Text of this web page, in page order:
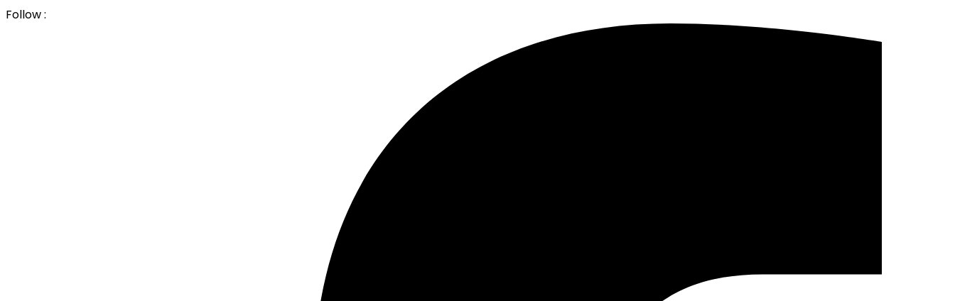
Follow :